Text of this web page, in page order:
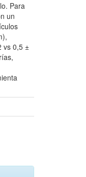
Para
un
vs 0,5 ±